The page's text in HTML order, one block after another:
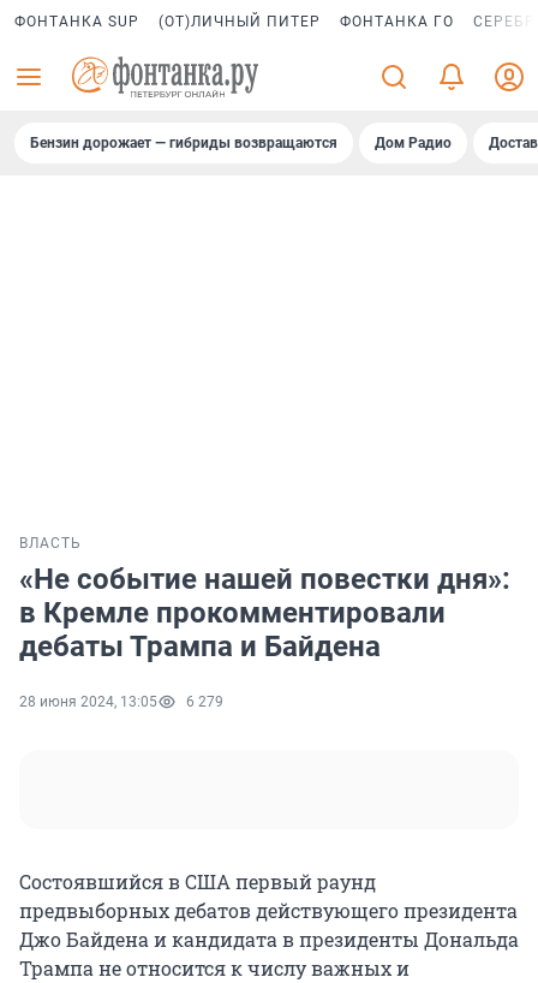
ФОНТАНКА SUP (ОТ)ЛИЧНЫЙ ПИТЕР ФОНТАНКА ГО
Бензин дорожает — гибриды возвращаются Дом Радио
ВЛАСТЬ
«Не событие нашей повестки дня»:
в Кремле прокомментировали
дебаты Трампа и Байдена
28 июня 2024, 13:05 6 279
Состоявшийся в США первый раунд
предвыборных дебатов действующего президента
Джо Байдена и кандидата в президенты Дональда
Трампа не относится к числу важных и